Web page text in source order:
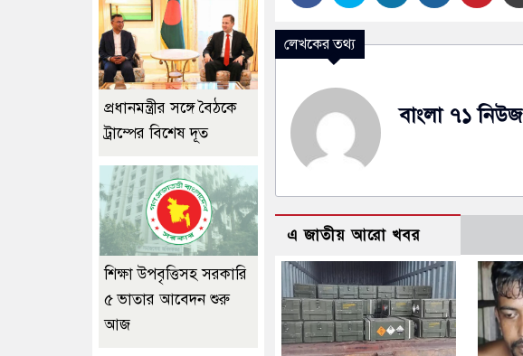
লেখকের তথ্য
বাংলা ৭১ নিউজ
এ জাতীয় আরো খবর
প্রধানমন্ত্রীর সঙ্গে বৈঠকে
ট্রাম্পের বিশেষ দূত
শিক্ষা উপবৃত্তিসহ সরকারি
৫ ভাতার আবেদন শুরু
আজ